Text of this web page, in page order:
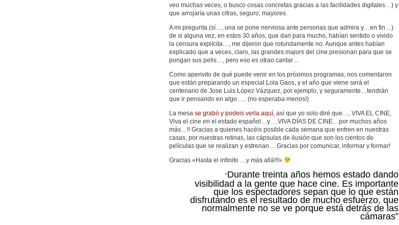
veo muchas veces, o busco cosas concretas gracias a las facilidades digitales…) y
que arrojaría unas cifras, seguro, mayores.
A mi pregunta (sí…, una se pone nerviosa ante personas que admira y…en fin…)
de si alguna vez, en estos 30 años, que dan para mucho, habían sentido o vivido
la censura explícita…, me dijeron que rotundamente no. Aunque antes habían
explicado que a veces, claro, las grandes majors del cine presionan para que se
pongan sus pelis…, pero eso es otrao cantar…
Como aperivito de qué puede venir en los próximos programas, nos comentaron
que están preparando un especial Lola Gaos, y el año que viene será el
centenario de Jose Luis López Vázquez, por ejemplo, y seguramente…tendrán
que ir pensando en algo …. (no esperaba menos!)
La mesa se grabó y podeis verla aquí , así que yo solo diré que…, VIVA EL CINE,
Viva el cine en el estado español…y …VIVA DÍAS DE CINE…por muchos años
más…!! Gracias a quienes hacéis posible cada semana que entren en nuestras
casas, por nuestras retinas, las cápsulas de ilusión que son los cientos de
películas que se realizan y estrenan… Gracias por comunicar, informar y formar!
Gracias «Hasta el infinito …y más allá!!!»
“Durante treinta años hemos estado dando
visibilidad a la gente que hace cine. Es importante
que los espectadores sepan que lo que están
disfrutando es el resultado de mucho esfuerzo, que
normalmente no se ve porque está detrás de las
cámaras”